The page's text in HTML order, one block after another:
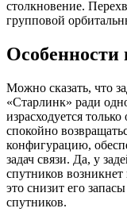
столкновение.
групповой
Особенности
Можно сказать, что
«Старлинк» ради
израсходуется
спокойно
конфигурацию,
задач связи. Да, у
спутников
это снизит его
спутников.